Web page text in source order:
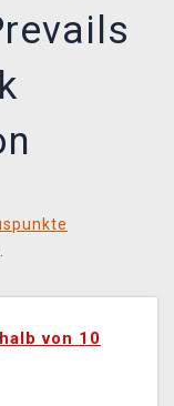
von 10